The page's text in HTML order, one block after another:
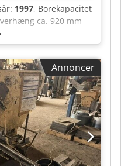
1997, Borekapacitet
ca. 920 mm
Auo Aiporf
MT3 Pinolens
550 x 500 mm
Annoncer